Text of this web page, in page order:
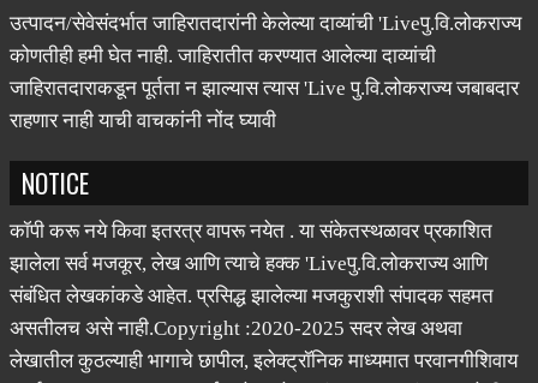
उत्पादन/सेवेसंदर्भात जाहिरातदारांनी केलेल्या दाव्यांची 'Liveपु.वि.लोकराज्य
कोणतीही हमी घेत नाही. जाहिरातीत करण्यात आलेल्या दाव्यांची
जाहिरातदाराकडून पूर्तता न झाल्यास त्यास 'Live पु.वि.लोकराज्य जबाबदार
राहणार नाही याची वाचकांनी नोंद घ्यावी
NOTICE
कॉपी करू नये किवा इतरत्र वापरू नयेत . या संकेतस्थळावर प्रकाशित
झालेला सर्व मजकूर, लेख आणि त्याचे हक्क 'Liveपु.वि.लोकराज्य आणि
संबंधित लेखकांकडे आहेत. प्रसिद्ध झालेल्या मजकुराशी संपादक सहमत
असतीलच असे नाही.Copyright :2020-2025 सदर लेख अथवा
लेखातील कुठल्याही भागाचे छापील, इलेक्ट्रॉनिक माध्यमात परवानगीशिवाय